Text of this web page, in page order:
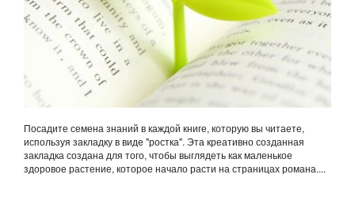
Посадите семена знаний в каждой книге, которую вы читаете,
используя закладку в виде "ростка". Эта креативно созданная
закладка создана для того, чтобы выглядеть как маленькое
здоровое растение, которое начало расти на страницах романа....